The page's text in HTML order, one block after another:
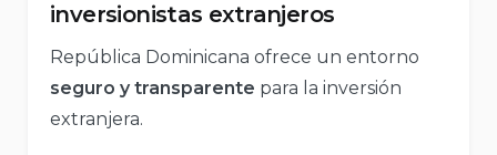
inversionistas extranjeros
República Dominicana ofrece un entorno
seguro y transparente para la inversión
extranjera.